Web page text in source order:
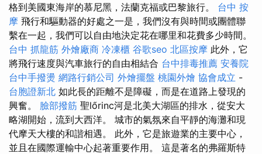
格到美國東海岸的慕尼黑，法蘭克福或巴黎旅行。 台中 按
摩 飛行和驅動器的好處之一是，我們沒有與時間或團體聯
繫在一起，我們可以自由地決定花在哪里和花費多少時間。
台中 抓龍筋 外燴廠商 冷凍櫃 谷歌seo 北區按摩 此外，它
將飛行速度與汽車旅行的自由相結合 台中排毒推薦 安養院
台中手撥燙 網路行銷公司 外燴擺盤 桃園外燴 協會成立 -
台胞證新北 如此長的距離不是障礙，而是在道路上發現的
興奮。 臉部撥筋 聖lőrinc河是北美大湖區的排水，從安大
略湖開始，流到大西洋。 城市的氣氛來自平靜的海灘和現
代摩天大樓的和諧相遇。 此外，它是旅遊業的主要中心，
並且在國際運輸中心起著重要作用。 這是著名的弗羅斯特